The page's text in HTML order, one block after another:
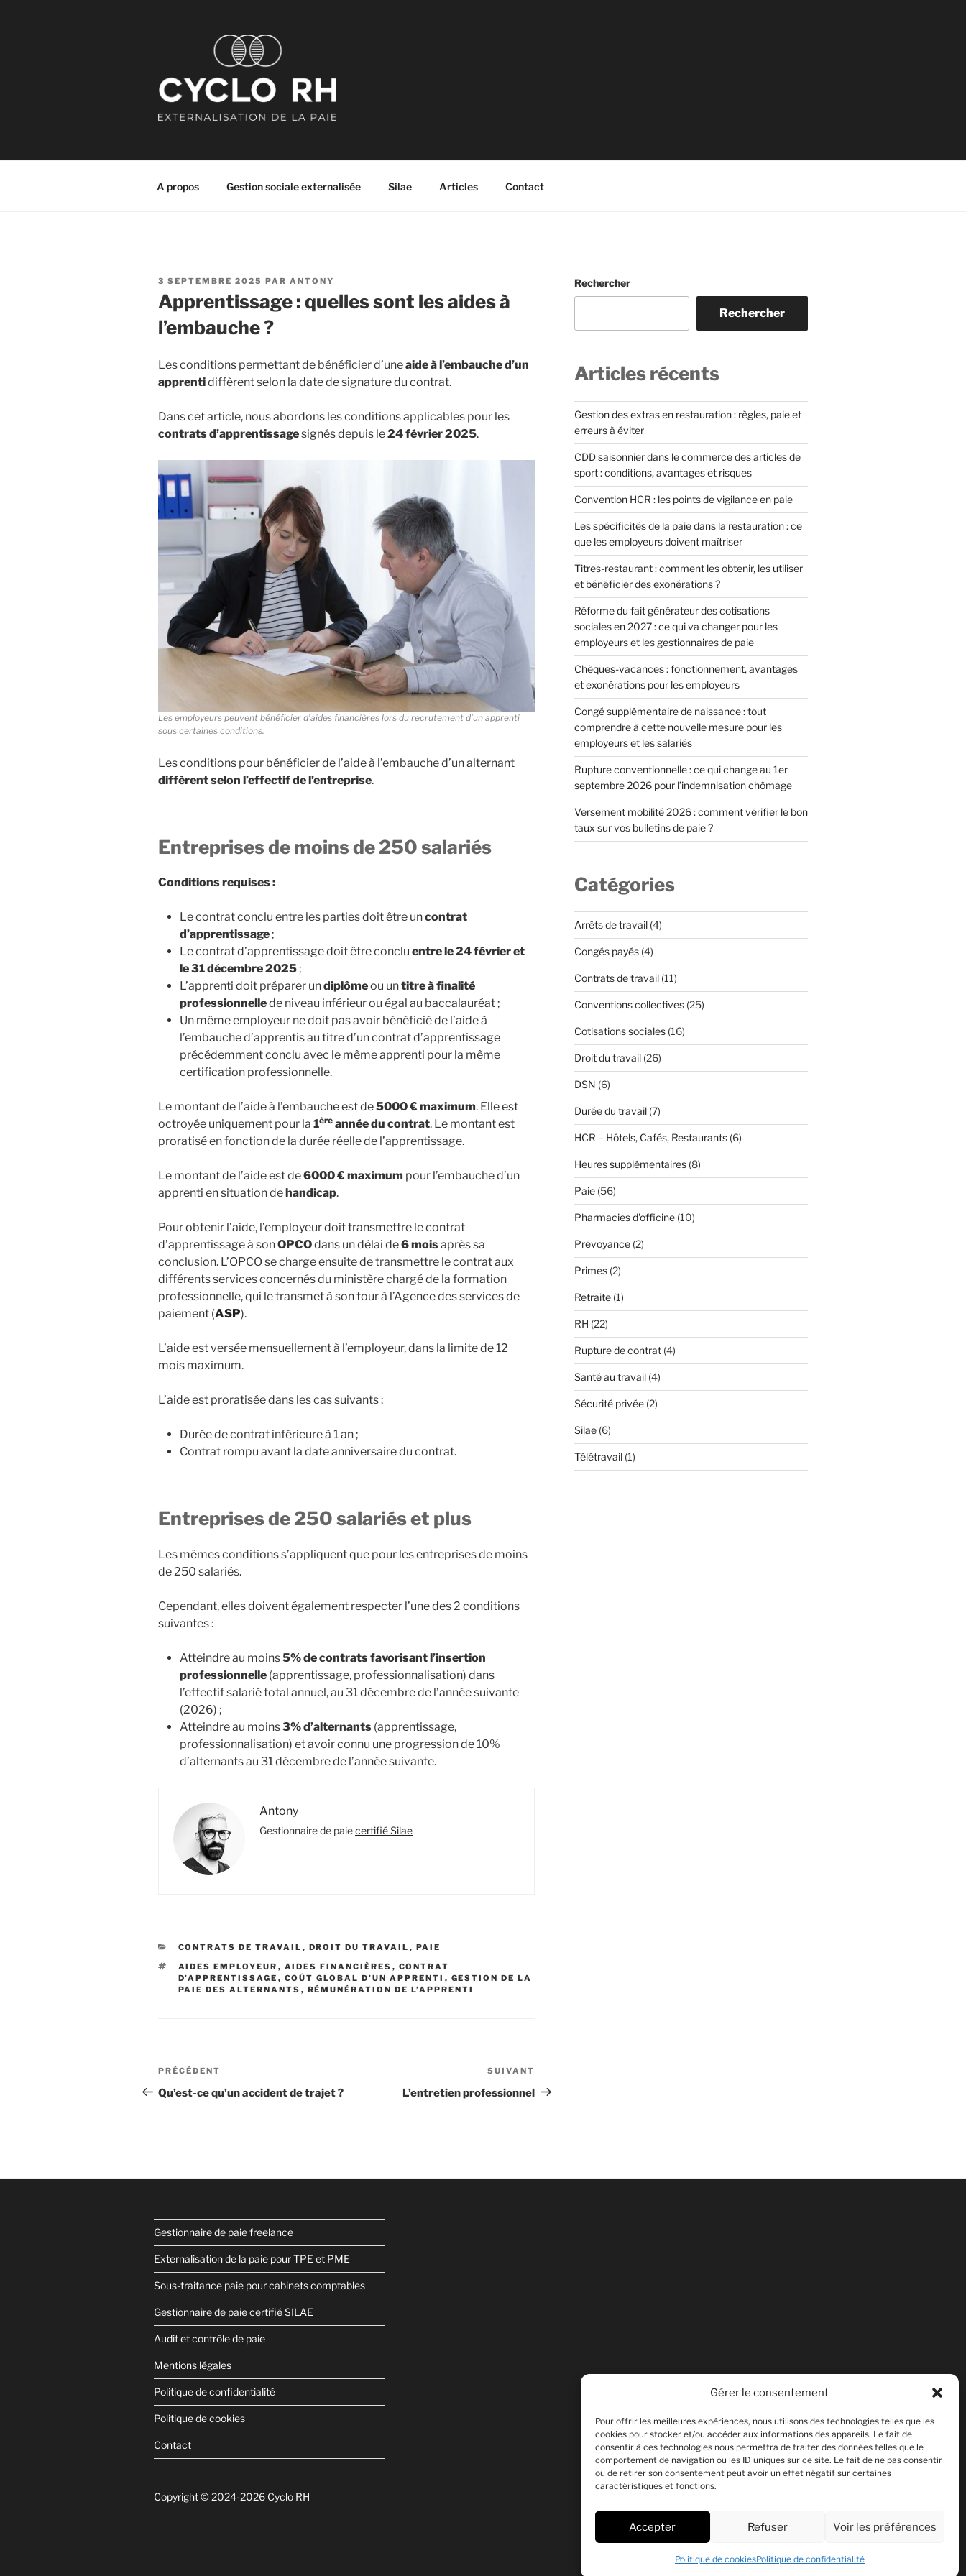
Gérer le consentement
Pour offrir les meilleures expériences, nous utilisons des technologies telles que les
cookies pour stocker et/ou accéder aux informations des appareils. Le fait de
consentir à ces technologies nous permettra de traiter des données telles que le
comportement de navigation ou les ID uniques sur ce site. Le fait de ne pas consentir
ou de retirer son consentement peut avoir un effet négatif sur certaines
caractéristiques et fonctions.
Accepter Refuser Voir les préférences
Politique de cookiesPolitique de confidentialité
A propos Gestion sociale externalisée Silae Articles Contact
PUBLIÉ
LE
3 SEPTEMBRE 2025 PAR ANTONY
Apprentissage : quelles sont les aides à
l’embauche ?
Les conditions permettant de bénéficier d’uneaide à l’embauche d’un
apprentidiffèrent selon la date de signature du contrat.
Dans cet article, nous abordons les conditions applicables pour les
contrats d’apprentissagesignés depuis le24 février 2025.
Les employeurs peuvent bénéficier d’aides financières lors du recrutement d’un apprenti
sous certaines conditions.
Les conditions pour bénéficier de l’aide à l’embauche d’un alternant
diffèrent selon l’effectif de l’entreprise.
Entreprises de moins de 250 salariés
Conditions requises :
Le contrat conclu entre les parties doit être uncontrat
d’apprentissage;
Le contrat d’apprentissage doit être conclu entre le 24 février et
le 31 décembre 2025;
L’apprenti doit préparer undiplômeou untitre à finalité
professionnellede niveau inférieur ou égal au baccalauréat ;
Un même employeur ne doit pas avoir bénéficié de l’aide à
l’embauche d’apprentis au titre d’un contrat d’apprentissage
précédemment conclu avec le même apprenti pour la même
certification professionnelle.
Le montant de l’aide à l’embauche est de5000 € maximum. Elle est
octroyée uniquement pour la 1ère année du contrat. Le montant est
proratisé en fonction de la durée réelle de l’apprentissage.
Le montant de l’aide est de6000 € maximum pour l’embauche d’un
apprenti en situation de handicap.
Pour obtenir l’aide, l’employeur doit transmettre le contrat
d’apprentissage à sonOPCOdans un délai de6 moisaprès sa
conclusion. L’OPCO se charge ensuite de transmettre le contrat aux
différents services concernés du ministère chargé de la formation
professionnelle, qui le transmet à son tour à l’Agence des services de
paiement (ASP).
L’aide est versée mensuellement à l’employeur, dans la limite de 12
mois maximum.
L’aide est proratisée dans les cas suivants :
Durée de contrat inférieure à 1 an ;
Contrat rompu avant la date anniversaire du contrat.
Entreprises de 250 salariés et plus
Les mêmes conditions s’appliquent que pour les entreprises de moins
de 250 salariés.
Cependant, elles doivent également respecter l’une des 2 conditions
suivantes :
Atteindre au moins5% de contrats favorisant l’insertion
professionnelle (apprentissage, professionnalisation) dans
l’effectif salarié total annuel, au 31 décembre de l’année suivante
(2026) ;
Atteindre au moins3% d’alternants (apprentissage,
professionnalisation) et avoir connu une progression de 10%
d’alternants au 31 décembre de l’année suivante.
Antony
Gestionnaire de paiecertifié Silae
CATÉGORIES
CONTRATS DE TRAVAIL , DROIT DU TRAVAIL , PAIE
ÉTIQUETTES
AIDES EMPLOYEUR , AIDES FINANCIÈRES , CONTRAT
D’APPRENTISSAGE , COÛT GLOBAL D’UN APPRENTI , GESTION DE LA
PAIE DES ALTERNANTS , RÉMUNÉRATION DE L’APPRENTI
Navigation
de
Article
précédent
PRÉCÉDENT
Qu’est-ce qu’un accident de trajet ?
suivant
SUIVANT
L’entretien professionnel
Rechercher
Rechercher
Articles récents
Gestion des extras en restauration : règles, paie et
erreurs à éviter
CDD saisonnier dans le commerce des articles de
sport : conditions, avantages et risques
Convention HCR : les points de vigilance en paie
Les spécificités de la paie dans la restauration : ce
que les employeurs doivent maîtriser
Titres-restaurant : comment les obtenir, les utiliser
et bénéficier des exonérations ?
Réforme du fait générateur des cotisations
sociales en 2027 : ce qui va changer pour les
employeurs et les gestionnaires de paie
Chèques-vacances : fonctionnement, avantages
et exonérations pour les employeurs
Congé supplémentaire de naissance : tout
comprendre à cette nouvelle mesure pour les
employeurs et les salariés
Rupture conventionnelle : ce qui change au 1er
septembre 2026 pour l’indemnisation chômage
Versement mobilité 2026 : comment vérifier le bon
taux sur vos bulletins de paie ?
Catégories
Arrêts de travail(4)
Congés payés(4)
Contrats de travail(11)
Conventions collectives(25)
Cotisations sociales(16)
Droit du travail(26)
DSN (6)
Durée du travail(7)
HCR – Hôtels, Cafés, Restaurants(6)
Heures supplémentaires(8)
Paie(56)
Pharmacies d'officine(10)
Prévoyance(2)
Primes(2)
Retraite(1)
RH (22)
Rupture de contrat(4)
Santé au travail(4)
Sécurité privée(2)
Silae(6)
Télétravail(1)
Gestionnaire de paie freelance
Externalisation de la paie pour TPE et PME
Sous-traitance paie pour cabinets comptables
Gestionnaire de paie certifié SILAE
Audit et contrôle de paie
Mentions légales
Politique de confidentialité
Politique de cookies
Contact
Copyright © 2024-2026 Cyclo RH